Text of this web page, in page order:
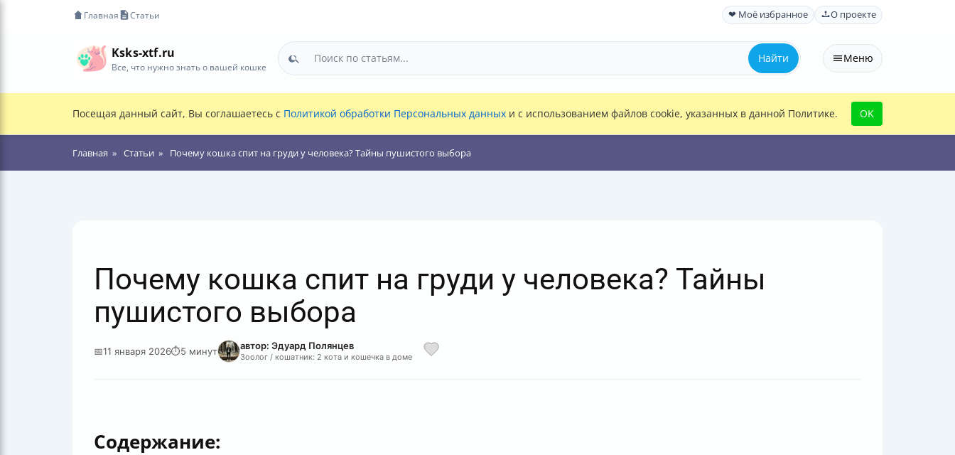
Главная Статьи ❤ Моё избранное О проекте
Ksks-xtf.ru
Все, что нужно знать о вашей кошке
Найти Меню
Посещая данный сайт, Вы соглашаетесь с Политикой обработки Персональных данных и с использованием файлов cookie, указанных в данной Политике. OK
Главная Статьи Почему кошка спит на груди у человека? Тайны пушистого выбора
Почему кошка спит на груди у человека? Тайны
пушистого выбора
📅11 января 2026⏱5 минут автор: Эдуард Полянцев
Зоолог / кошатник: 2 кота и кошечка в доме
Содержание: